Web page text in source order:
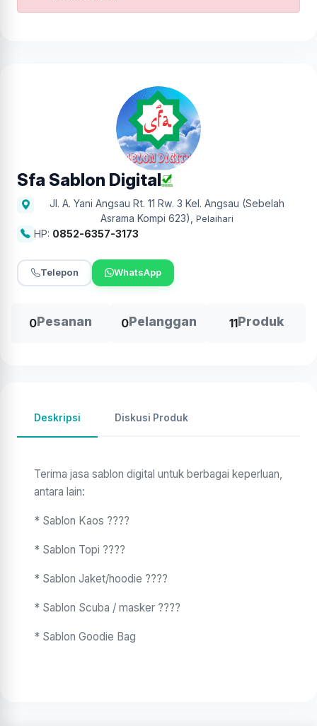
Sfa Sablon Digital
Jl. A. Yani Angsau Rt. 11 Rw. 3 Kel. Angsau (Sebelah
Asrama Kompi 623)
Pelaihari
HP: 0852-6357-3173
Telepon WhatsApp
0Pesanan 0Pelanggan 11Produk
Deskripsi Diskusi Produk
Terima jasa sablon digital untuk berbagai keperluan,
antara lain:
* Sablon Kaos ????
* Sablon Topi ????
* Sablon Jaket/hoodie ????
* Sablon Scuba / masker ????
* Sablon Goodie Bag